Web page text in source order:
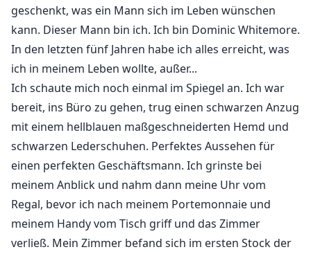
geschenkt, was ein Mann sich im Leben wünschen
kann. Dieser Mann bin ich. Ich bin Dominic Whitemore.
In den letzten fünf Jahren habe ich alles erreicht, was
ich in meinem Leben wollte, außer...
Ich schaute mich noch einmal im Spiegel an. Ich war
bereit, ins Büro zu gehen, trug einen schwarzen Anzug
mit einem hellblauen maßgeschneiderten Hemd und
schwarzen Lederschuhen. Perfektes Aussehen für
einen perfekten Geschäftsmann. Ich grinste bei
meinem Anblick und nahm dann meine Uhr vom
Regal, bevor ich nach meinem Portemonnaie und
meinem Handy vom Tisch griff und das Zimmer
verließ. Mein Zimmer befand sich im ersten Stock der